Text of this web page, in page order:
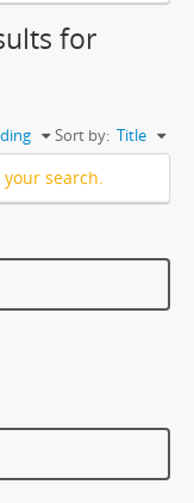
for
Sort by: Title
search.